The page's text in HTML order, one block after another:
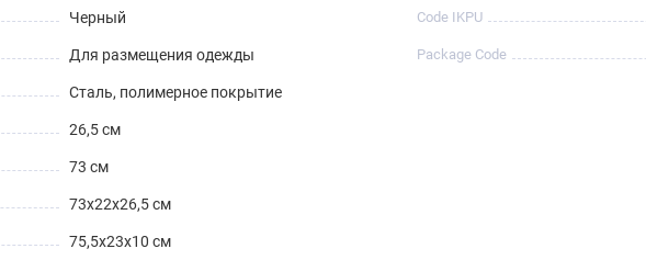
Черный
Для размещения одежды
Сталь, полимерное покрытие
26,5 см
73 см
73х22х26,5 см
75,5х23х10 см
Code IKPU
Package Code